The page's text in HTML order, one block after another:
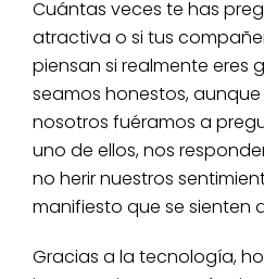
Cuántas veces te has
atractiva o si tus
piensan si realmente eres
seamos honestos,
nosotros fuéramos a
uno de ellos, nos
no herir nuestros
manifiesto que se sienten
Gracias a la tecnología,